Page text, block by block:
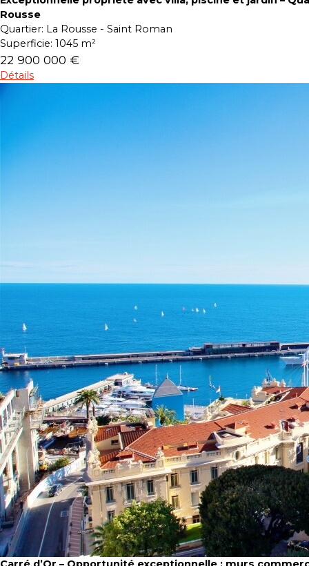
Rousse
Quartier: La Rousse - Saint Roman
Superficie: 1045 m²
22 900 000 €
Détails